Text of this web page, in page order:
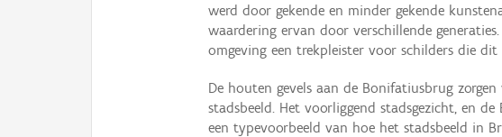
werd door gekende en minder gekende
waardering ervan door verschillende
omgeving een trekpleister voor schilders die
De houten gevels aan de Bonifatiusbrug
stadsbeeld. Het voorliggend stadsgezicht, en
een typevoorbeeld van hoe het stadsbeeld in